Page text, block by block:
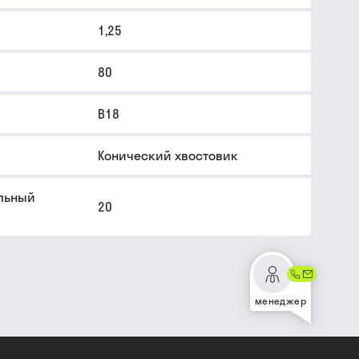
1,25
80
В18
Конический хвостовик
20
менеджер